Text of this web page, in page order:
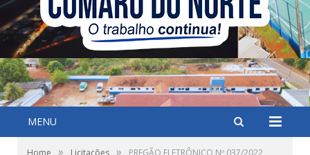
MENU
Home » Licitações »
PREGÃO ELETRÔNICO Nº 037/2022